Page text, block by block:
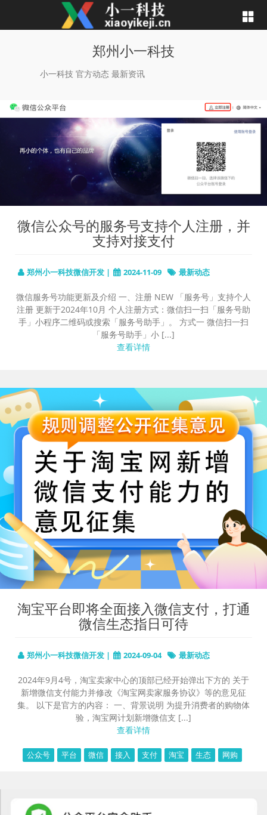
郑州小一科技
小一科技 官方动态 最新资讯
微信公众号的服务号支持个人注册，并
支持对接支付
郑州小一科技微信开发 | 2024-11-09 最新动态
微信服务号功能更新及介绍 一、注册 NEW 「服务号」支持个人
注册 更新于2024年10月 个人注册方式：微信扫一扫「服务号助
手」小程序二维码或搜索「服务号助手」。 方式一 微信扫一扫
「服务号助手」小 [...]
查看详情
淘宝平台即将全面接入微信支付，打通
微信生态指日可待
郑州小一科技微信开发 | 2024-09-04 最新动态
2024年9月4号，淘宝卖家中心的顶部已经开始弹出下方的 关于
新增微信支付能力并修改《淘宝网卖家服务协议》等的意见征
集。 以下是官方的内容： 一、背景说明 为提升消费者的购物体
验，淘宝网计划新增微信支 [...]
查看详情
公众号 平台 微信 接入 支付 淘宝 生态 网购